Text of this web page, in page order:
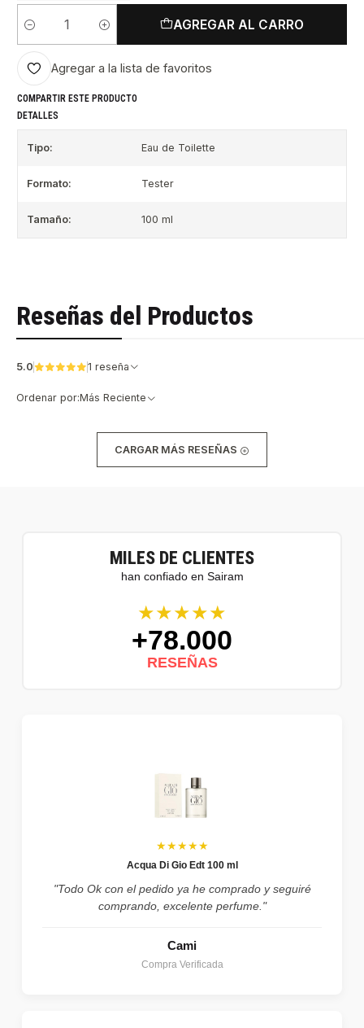
Cantidad
AGREGAR AL CARRO
Agregar a la lista de favoritos
COMPARTIR ESTE PRODUCTO
DETALLES
Tipo: Eau de Toilette
Formato: Tester
Tamaño: 100 ml
Reseñas del Productos
5.0 1 reseña
Ordenar por:Más Reciente
CARGAR MÁS RESEÑAS
MILES DE CLIENTES
han confiado en Sairam
★★★★★
+78.000
RESEÑAS
★★★★★
Acqua Di Gio Edt 100 ml
"Todo Ok con el pedido ya he comprado y seguiré
comprando, excelente perfume."
Cami
Compra Verificada